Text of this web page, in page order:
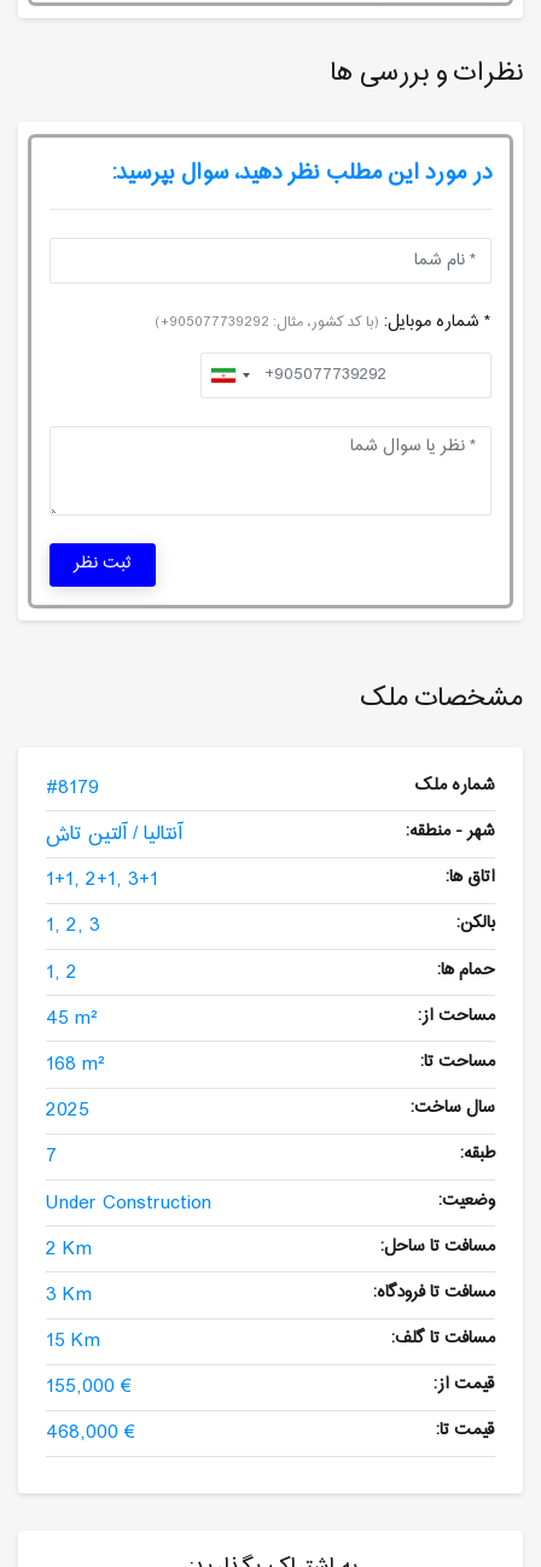
مشخصات ملک
شماره ملک #8179
شهر - منطقه: آنتالیا / آلتین تاش
اتاق ها: 1+1, 2+1, 3+1
بالکن: 1, 2, 3
حمام ها: 1, 2
مساحت از: 45 m²
مساحت تا: 168 m²
سال ساخت: 2025
طبقه: 7
وضعیت: Under Construction
مسافت تا ساحل: 2 Km
مسافت تا فرودگاه: 3 Km
مسافت تا گلف: 15 Km
قیمت از: 155,000 €
قیمت تا: 468,000 €
نظرات و بررسی ها
در مورد این مطلب نظر دهید، سوال بپرسید:
* شماره موبایل: (با کد کشور، مثال: 905077739292+)
ثبت نظر